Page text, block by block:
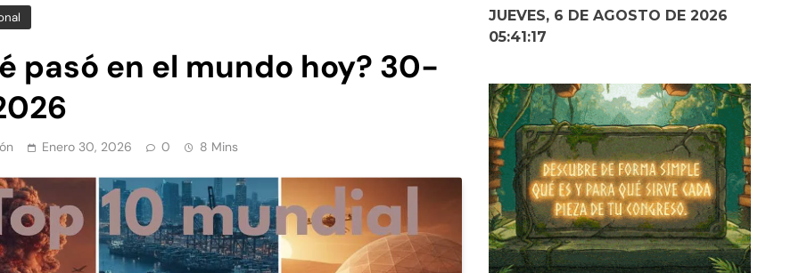
pasó en el mundo hoy? 30-
Enero 30, 2026 0 8 Mins
JUEVES, 6 DE AGOSTO DE 2026
05:41:19